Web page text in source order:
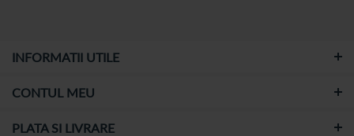
INFORMATII UTILE
CONTUL MEU
PLATA SI LIVRARE